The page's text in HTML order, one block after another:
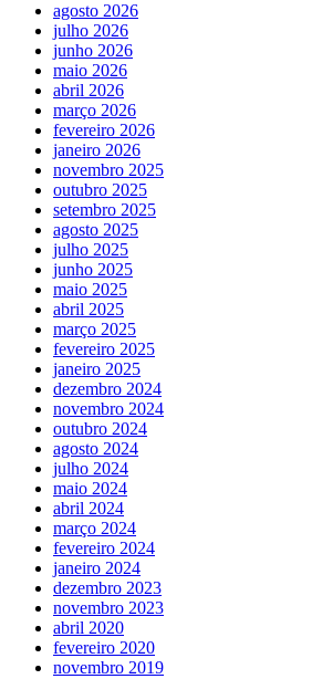
agosto 2026
julho 2026
junho 2026
maio 2026
abril 2026
março 2026
fevereiro 2026
janeiro 2026
novembro 2025
outubro 2025
setembro 2025
agosto 2025
julho 2025
junho 2025
maio 2025
abril 2025
março 2025
fevereiro 2025
janeiro 2025
dezembro 2024
novembro 2024
outubro 2024
agosto 2024
julho 2024
maio 2024
abril 2024
março 2024
fevereiro 2024
janeiro 2024
dezembro 2023
novembro 2023
abril 2020
fevereiro 2020
novembro 2019